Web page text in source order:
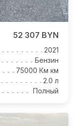
52 307 BYN
2021
Бензин
75000 Км км
2.0 л
Полный